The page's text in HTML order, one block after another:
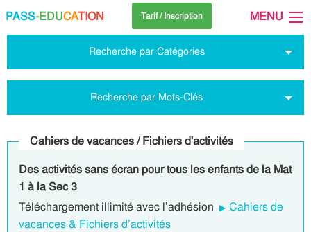
PASS-EDUCATION Tarif / Inscription MENU
Recherche par Catégories
Recherche par Mots-Clés
Cahiers de vacances / Fichiers d'activités
Des activités sans écran pour tous les enfants de la Mat
1 à la Sec 3
Téléchargement illimité avec l’adhésion
Cahiers de
vacances & Fichiers d’activités